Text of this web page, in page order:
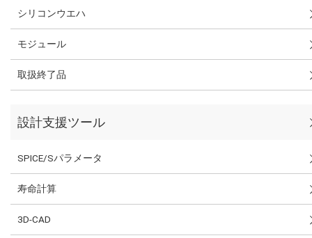
シリコンウエハ
モジュール
取扱終了品
設計支援ツール
SPICE/Sパラメータ
寿命計算
3D-CAD